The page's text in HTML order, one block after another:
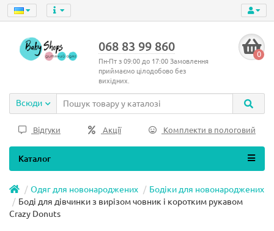
068 83 99 860
Пн-Пт з 09:00 до 17:00 Замовлення
приймаємо цілодобово без
вихідних.
0
Всюди
Відгуки Акції Комплекти в пологовий
Каталог
Одяг для новонароджених
Бодіки для новонароджених
Боді для дівчинки з вирізом човник і коротким рукавом
Crazy Donuts